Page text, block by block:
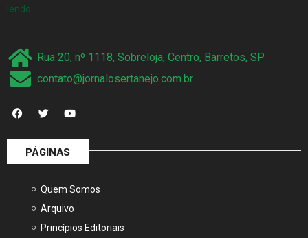
lendo…
Rua 20, nº 1118, Sobreloja, Centro, Barretos, SP
contato@jornalosertanejo.com.br
PÁGINAS
Quem Somos
Arquivo
Princípios Editoriais